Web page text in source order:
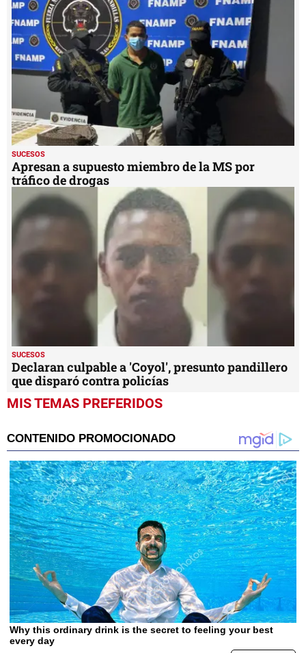
SUCESOS
Apresan a supuesto miembro de la MS por
tráfico de drogas
SUCESOS
Declaran culpable a 'Coyol', presunto pandillero
que disparó contra policías
MIS TEMAS PREFERIDOS